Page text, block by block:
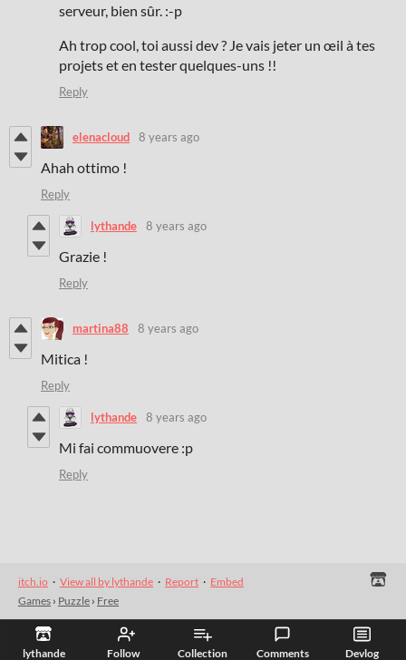
lythande Follow Collection Comments Devlog
serveur, bien sûr. :-p
Ah trop cool, toi aussi dev ? Je vais jeter un œil à tes
projets et en tester quelques-uns !!
Reply
elenacloud 8 years ago
Ahah ottimo !
Reply
lythande 8 years ago
Grazie !
Reply
martina88 8 years ago
Mitica !
Reply
lythande 8 years ago
Mi fai commuovere :p
Reply
itch.io · View all by lythande · Report · Embed
Games › Puzzle › Free